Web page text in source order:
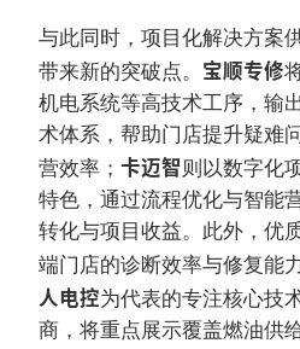
与此同时，项目化解决方案
带来新的突破点。 宝顺专修
机电系统等高技术工序，输
术体系，帮助门店提升疑难
营效率； 卡迈智 则以数字化
特色，通过流程优化与智能
转化与项目收益。此外，优
端门店的诊断效率与修复能
人电控为代表的专注核心技
商，将重点展示覆盖燃油供